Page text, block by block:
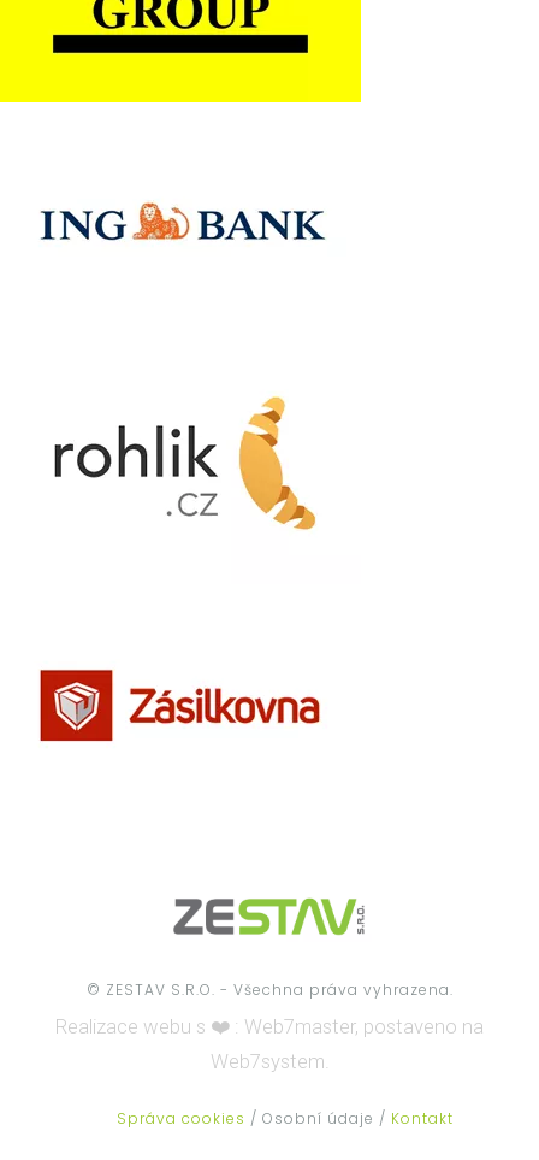
© ZESTAV S.R.O. - Všechna práva vyhrazena.
Realizace webu s ❤️ : Web7master, postaveno na
Web7system.
Správa cookies / Osobní údaje / Kontakt